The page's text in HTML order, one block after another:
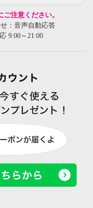
注意ください。
：音声自動応答
9:00～21:00